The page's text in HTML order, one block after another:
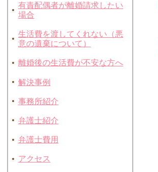
有責配偶者が離婚請求したい
場合
生活費を渡してくれない（悪
意の遺棄について）
離婚後の生活費が不安な方へ
解決事例
事務所紹介
弁護士紹介
弁護士費用
アクセス